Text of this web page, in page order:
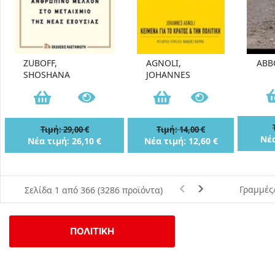
ΠΟΛΙΤΙΚΗ
ZUBOFF,
SHOSHANA
Τιμή: 29,00 €
Νέα τιμή: 26,10 €
AGNOLI,
JOHANNES
Τιμή: 14,00 €
Νέα τιμή: 12,60 €
Σελίδα 1 από 366 (3286 προϊόντα)